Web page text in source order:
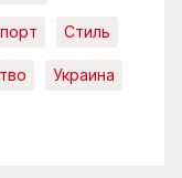
Стиль
Украина